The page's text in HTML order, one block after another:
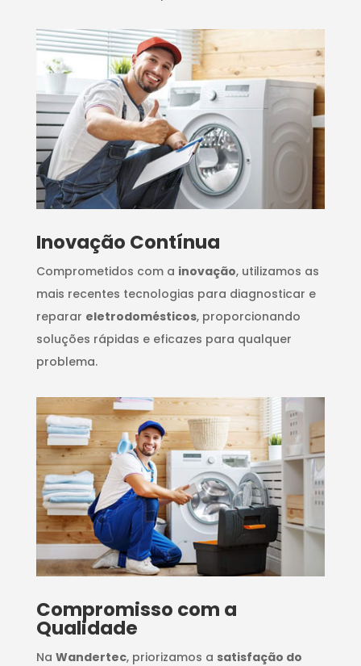
Inovação Contínua
Comprometidos com a inovação, utilizamos as
mais recentes tecnologias para diagnosticar e
reparar eletrodomésticos, proporcionando
soluções rápidas e eficazes para qualquer
problema.
Compromisso com a
Qualidade
Na Wandertec, priorizamos a satisfação do